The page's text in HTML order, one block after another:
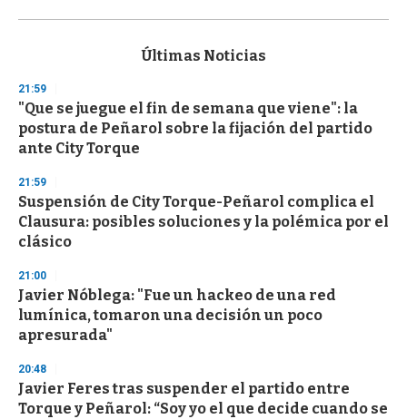
s
d
s
o
f
3
s
e
c
o
n
Últimas Noticias
21:59
"Que se juegue el fin de semana que viene": la
postura de Peñarol sobre la fijación del partido
ante City Torque
21:59
Suspensión de City Torque-Peñarol complica el
Clausura: posibles soluciones y la polémica por el
clásico
21:00
Javier Nóblega: "Fue un hackeo de una red
lumínica, tomaron una decisión un poco
apresurada"
20:48
Javier Feres tras suspender el partido entre
Torque y Peñarol: “Soy yo el que decide cuando se